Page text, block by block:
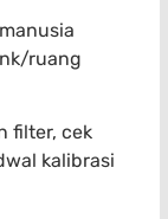
ruang
filter, cek
kalibrasi